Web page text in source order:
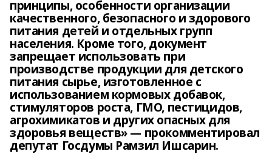
принципы, особенности организации
качественного, безопасного и здорового
питания детей и отдельных групп
населения. Кроме того, документ
запрещает использовать при
производстве продукции для детского
питания сырье, изготовленное с
использованием кормовых добавок,
стимуляторов роста, ГМО, пестицидов,
агрохимикатов и других опасных для
здоровья веществ» — прокомментировал
депутат Госдумы Рамзил Ишсарин.